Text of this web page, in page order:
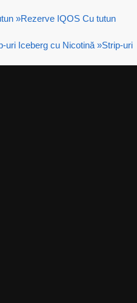
»Rezerve IQOS Cu tutun
uri Iceberg cu Nicotină »Strip-uri